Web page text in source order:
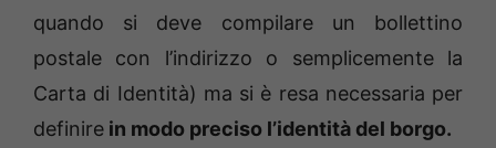
quando si deve compilare un bollettino
postale con l’indirizzo o semplicemente la
Carta di Identità) ma si è resa necessaria per
definire in modo preciso l’identità del borgo.